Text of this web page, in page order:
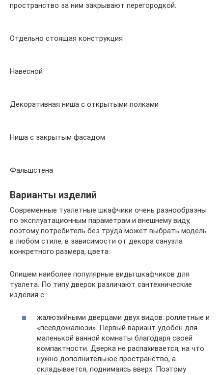
пространство за ним закрывают перегородкой.
Отдельно стоящая конструкция
Навесной
Декоративная ниша с открытыми полками
Ниша с закрытым фасадом
Фальшстена
Варианты изделий
Современные туалетные шкафчики очень разнообразны
по эксплуатационным параметрам и внешнему виду,
поэтому потребитель без труда может выбрать модель
в любом стиле, в зависимости от декора санузла
конкретного размера, цвета.
Опишем наиболее популярные виды шкафчиков для
туалета. По типу дверок различают сантехнические
изделия с:
жалюзийными дверцами двух видов: роллетные и
«псевдожалюзи». Первый вариант удобен для
маленькой ванной комнаты благодаря своей
компактности. Дверка не распахивается, на что
нужно дополнительное пространство, а
складывается, поднимаясь вверх. Поэтому